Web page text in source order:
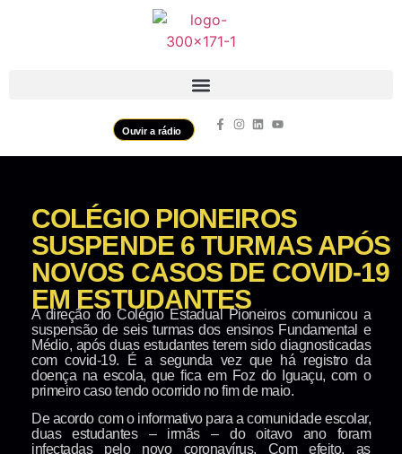
Ouvir a rádio
COLÉGIO PIONEIROS
SUSPENDE 6 TURMAS APÓS
NOVOS CASOS DE COVID-19
EM ESTUDANTES
A direção do Colégio Estadual Pioneiros comunicou a
suspensão de seis turmas dos ensinos Fundamental e
Médio, após duas estudantes terem sido diagnosticadas
com covid-19. É a segunda vez que há registro da
doença na escola, que fica em Foz do Iguaçu, com o
primeiro caso tendo ocorrido no fim de maio.
De acordo com o informativo para a comunidade escolar,
duas estudantes – irmãs – do oitavo ano foram
infectadas pelo novo coronavírus. Com efeito, as